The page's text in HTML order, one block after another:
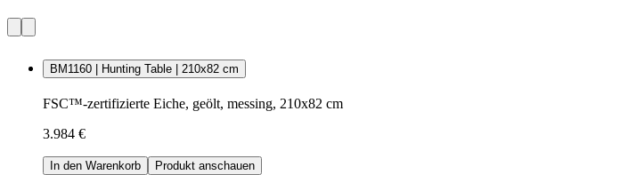
BM1160 | Hunting Table | 210x82 cm
FSC™-zertifizierte Eiche, geölt, messing, 210x82 cm
3.984 €
In den Warenkorb Produkt anschauen